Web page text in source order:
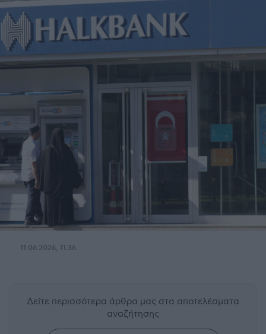
11.06.2026, 11:36
Δείτε περισσότερα άρθρα μας στα αποτελέσματα
αναζήτησης